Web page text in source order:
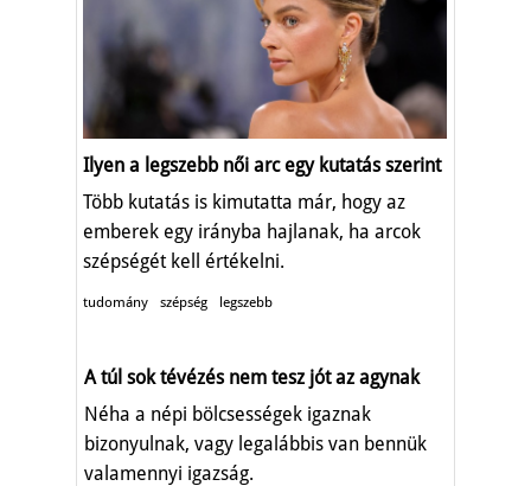
Ilyen a legszebb női arc egy kutatás szerint
Több kutatás is kimutatta már, hogy az
emberek egy irányba hajlanak, ha arcok
szépségét kell értékelni.
tudomány szépség legszebb
A túl sok tévézés nem tesz jót az agynak
Néha a népi bölcsességek igaznak
bizonyulnak, vagy legalábbis van bennük
valamennyi igazság.